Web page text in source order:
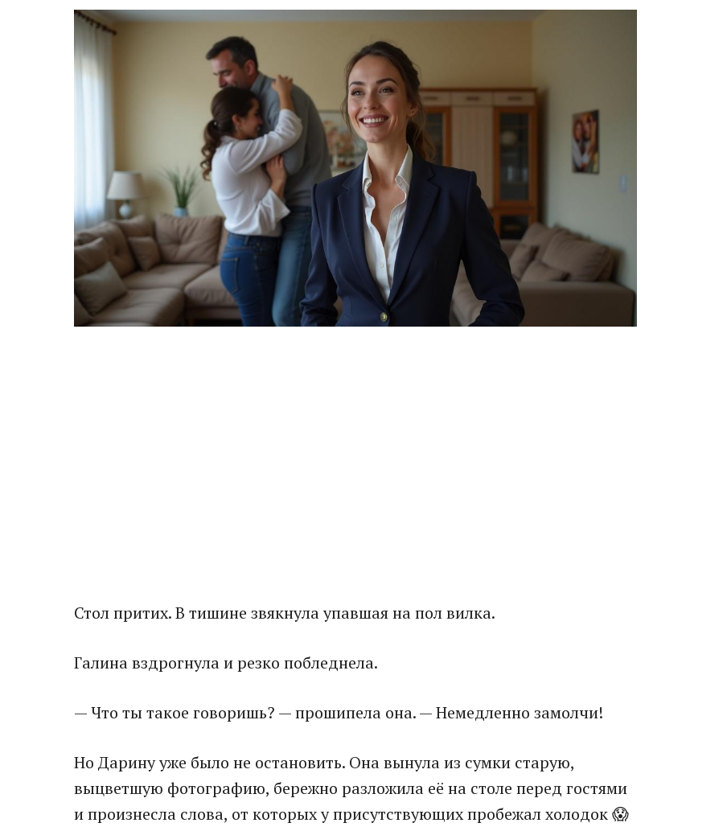
Стол притих. В тишине звякнула упавшая на пол вилка.
Галина вздрогнула и резко побледнела.
— Что ты такое говоришь? — прошипела она. — Немедленно замолчи!
Но Дарину уже было не остановить. Она вынула из сумки старую,
выцветшую фотографию, бережно разложила её на столе перед гостями
и произнесла слова, от которых у присутствующих пробежал холодок 😱